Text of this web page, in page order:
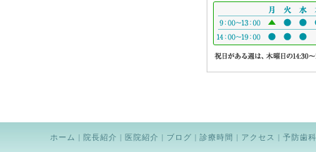
ホーム | 院長紹介 | 医院紹介 | ブログ | 診療時間 | アクセス | 予防歯科